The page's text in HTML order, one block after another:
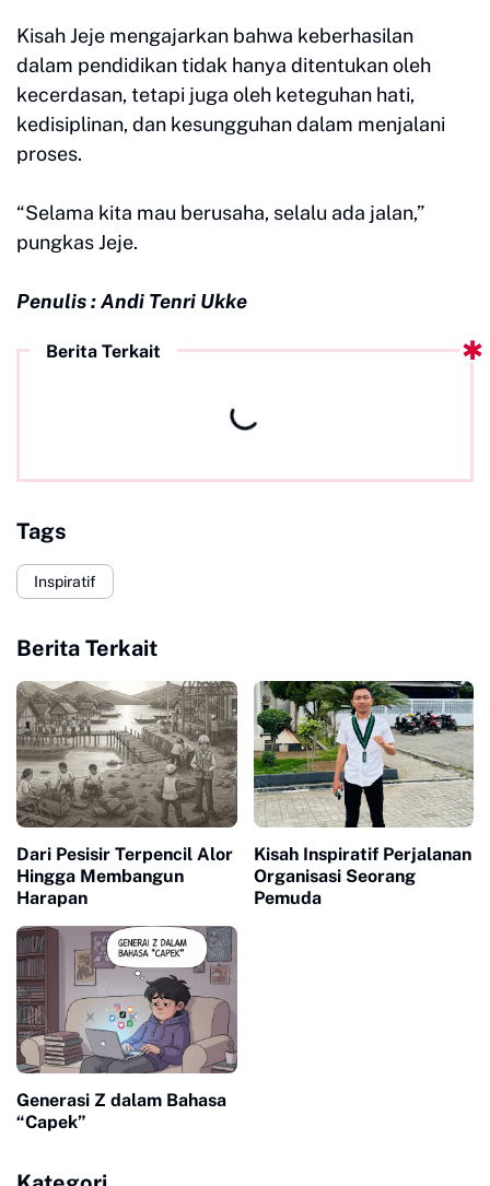
Kisah Jeje mengajarkan bahwa keberhasilan
dalam pendidikan tidak hanya ditentukan oleh
kecerdasan, tetapi juga oleh keteguhan hati,
kedisiplinan, dan kesungguhan dalam menjalani
proses.
“Selama kita mau berusaha, selalu ada jalan,”
pungkas Jeje.
Penulis : Andi Tenri Ukke
Berita Terkait
Tags
Inspiratif
Berita Terkait
Dari Pesisir Terpencil Alor
Hingga Membangun
Harapan
Kisah Inspiratif Perjalanan
Organisasi Seorang
Pemuda
Generasi Z dalam Bahasa
“Capek”